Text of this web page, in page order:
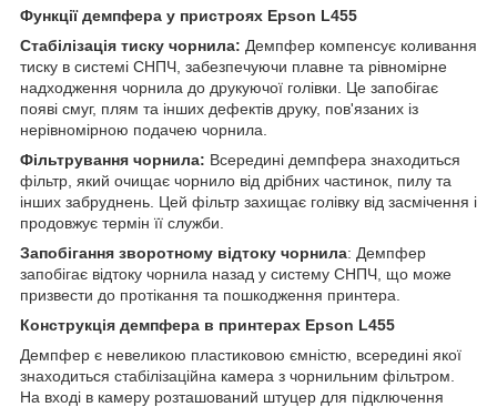
Функції демпфера у пристроях Epson L455
Стабілізація тиску чорнила: Демпфер компенсує коливання
тиску в системі СНПЧ, забезпечуючи плавне та рівномірне
надходження чорнила до друкуючої голівки. Це запобігає
появі смуг, плям та інших дефектів друку, пов'язаних із
нерівномірною подачею чорнила.
Фільтрування чорнила: Всередині демпфера знаходиться
фільтр, який очищає чорнило від дрібних частинок, пилу та
інших забруднень. Цей фільтр захищає голівку від засмічення і
продовжує термін її служби.
Запобігання зворотному відтоку чорнила: Демпфер
запобігає відтоку чорнила назад у систему СНПЧ, що може
призвести до протікання та пошкодження принтера.
Конструкція демпфера в принтерах Epson L455
Демпфер є невеликою пластиковою ємністю, всередині якої
знаходиться стабілізаційна камера з чорнильним фільтром.
На вході в камеру розташований штуцер для підключення